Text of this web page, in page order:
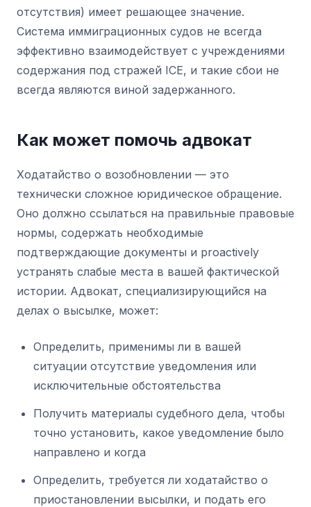
отсутствия) имеет решающее значение.
Система иммиграционных судов не всегда
эффективно взаимодействует с учреждениями
содержания под стражей ICE, и такие сбои не
всегда являются виной задержанного.
Как может помочь адвокат
Ходатайство о возобновлении — это
технически сложное юридическое обращение.
Оно должно ссылаться на правильные правовые
нормы, содержать необходимые
подтверждающие документы и proactively
устранять слабые места в вашей фактической
истории. Адвокат, специализирующийся на
делах о высылке, может:
Определить, применимы ли в вашей
ситуации отсутствие уведомления или
исключительные обстоятельства
Получить материалы судебного дела, чтобы
точно установить, какое уведомление было
направлено и когда
Определить, требуется ли ходатайство о
приостановлении высылки, и подать его